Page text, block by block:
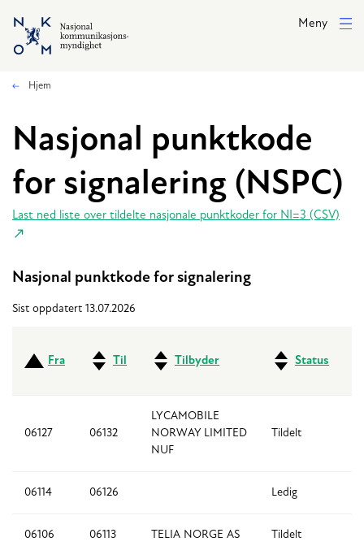
Hopp til hovedinnhold
Meny
Hjem
Nasjonal punktkode
for signalering (NSPC)
Last ned liste over tildelte nasjonale punktkoder for NI=3 (CSV)
Nasjonal punktkode for signalering
Sist oppdatert 13.07.2026
Fra Til Tilbyder Status
06127 06132
LYCAMOBILE
NORWAY LIMITED
NUF
Tildelt
06114 06126 Ledig
06106 06113 TELIA NORGE AS Tildelt